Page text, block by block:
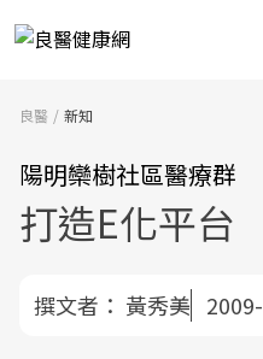
良醫 新知
陽明欒樹社區醫療群
打造E化平
撰文者： 黃秀美